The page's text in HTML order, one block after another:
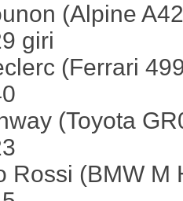
(Alpine
giri
(Ferrari
(Toyota
Rossi (BMW M